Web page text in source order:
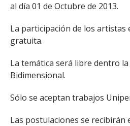
al día 01 de Octubre de 2013.
La participación de los artistas
gratuita.
La temática será libre dentro
Bidimensional.
Sólo se aceptan trabajos
Las postulaciones se recibirán